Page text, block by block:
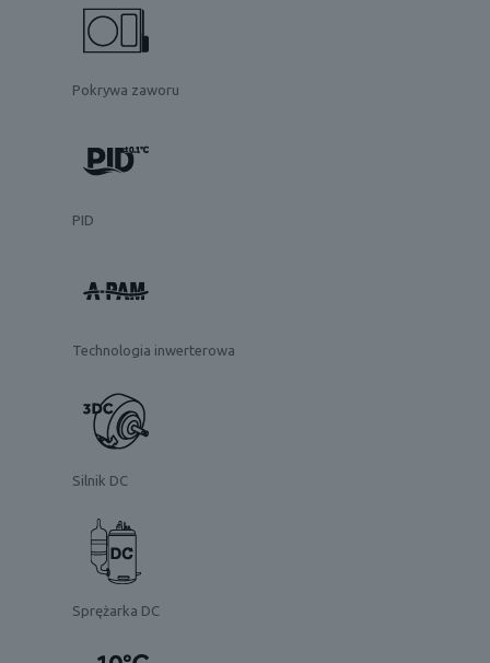
Pokrywa zaworu
PID
Technologia inwerterowa
Silnik DC
Sprężarka DC